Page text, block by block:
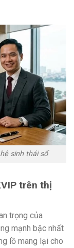
sinh thái số
trên thị
trọng của
mạnh bậc nhất
lồ mang lại cho